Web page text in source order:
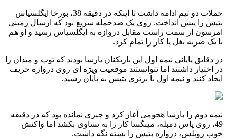
حملات دو تیم ادامه داشت تا اینکه در دقیقه 38، بورخا ایگلسیاس
بتیس را پیش انداخت. روی یک ضدحمله سریع بود که ارسال زمینی
امرسون از سمت راست مقابل دروازه به ایگلسیاس رسید و او هم
با یک ضربه بغل پا کار را تمام کرد.
در دقایق پایانی نیمه اول این بازیکنان بارسا بودند که توپ و میدان را
در اختیار داشتند اما نتوانستند موقعیت ویژه ای روی دروازه حریف
ایجاد کنند و نیمه اول با برتری بتیس به پایان رسید.
نیمه دوم را بارسا هجومی آغاز کرد و چیزی نمانده بود که در دقیقه
49، روی پاس دمبله، مینگسا کار را به تساوی بکشد اما واکنش
خوب روبلس، دروازه بتیس را بسته نگه داشت.